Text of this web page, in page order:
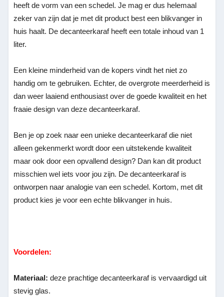
heeft de vorm van een schedel. Je mag er dus helemaal
zeker van zijn dat je met dit product best een blikvanger in
huis haalt. De decanteerkaraf heeft een totale inhoud van 1
liter.
Een kleine minderheid van de kopers vindt het niet zo
handig om te gebruiken. Echter, de overgrote meerderheid is
dan weer laaiend enthousiast over de goede kwaliteit en het
fraaie design van deze decanteerkaraf.
Ben je op zoek naar een unieke decanteerkaraf die niet
alleen gekenmerkt wordt door een uitstekende kwaliteit
maar ook door een opvallend design? Dan kan dit product
misschien wel iets voor jou zijn. De decanteerkaraf is
ontworpen naar analogie van een schedel. Kortom, met dit
product kies je voor een echte blikvanger in huis.
Voordelen:
Materiaal:deze prachtige decanteerkaraf is vervaardigd uit
stevig glas.